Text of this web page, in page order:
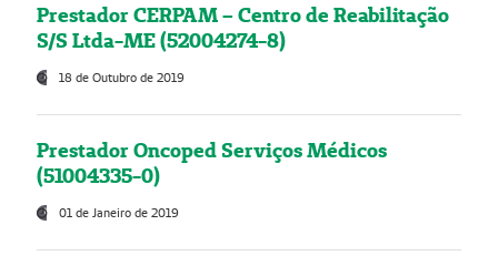
Prestador CERPAM – Centro de Reabilitação
S/S Ltda-ME (52004274-8)
18 de Outubro de 2019
Prestador Oncoped Serviços Médicos
(51004335-0)
01 de Janeiro de 2019